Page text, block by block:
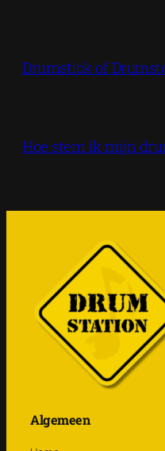
Drumstick of
Hoe stem ik mijn
Algemeen